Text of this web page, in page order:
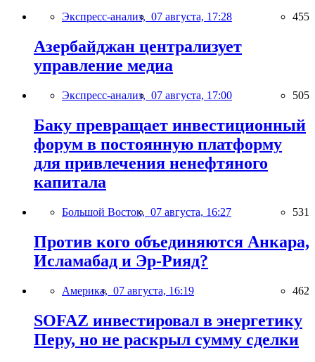
Экспресс-анализ, 07 августа, 17:28 455
Азербайджан централизует
управление медиа
Экспресс-анализ, 07 августа, 17:00 505
Баку превращает инвестиционный
форум в постоянную платформу
для привлечения ненефтяного
капитала
Большой Восток, 07 августа, 16:27 531
Против кого объединяются Анкара,
Исламабад и Эр-Рияд?
Америка, 07 августа, 16:19 462
SOFAZ инвестировал в энергетику
Перу, но не раскрыл сумму сделки